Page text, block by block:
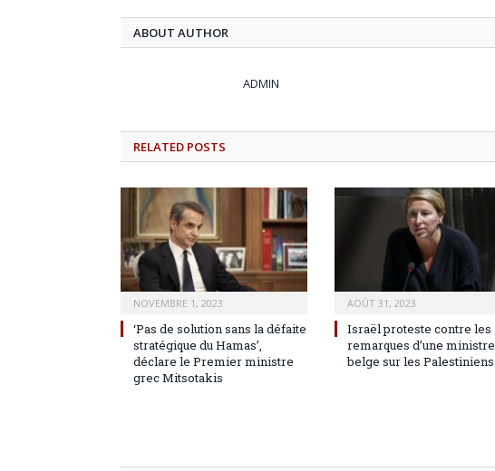
ABOUT AUTHOR
ADMIN
RELATED POSTS
NOVEMBRE 1, 2023
‘Pas de solution sans la défaite
stratégique du Hamas’,
déclare le Premier ministre
grec Mitsotakis
AOÛT 31, 2023
Israël proteste contre les
remarques d’une ministre
belge sur les Palestiniens